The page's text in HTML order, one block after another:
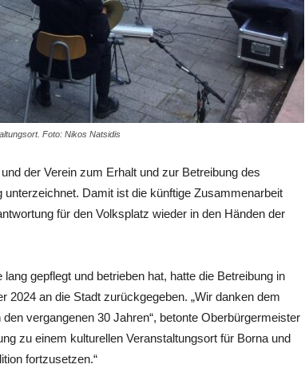
Foto: Nikos Natsidis
der Verein zum Erhalt und zur Betreibung des
Damit ist die künftige Zusammenarbeit
für den Volksplatz wieder in den Händen der
gepflegt und betrieben hat, hatte die Betreibung in
an die Stadt zurückgegeben. „Wir danken dem
vergangenen 30 Jahren“, betonte Oberbürgermeister
zu einem kulturellen Veranstaltungsort für Borna und
fortzusetzen.“